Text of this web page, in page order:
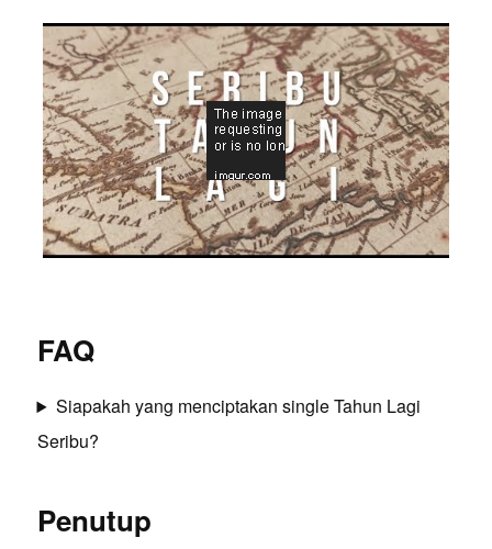
FAQ
Siapakah yang menciptakan single Tahun Lagi
Seribu?
Penutup